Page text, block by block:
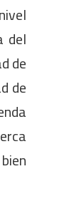
del
de
de